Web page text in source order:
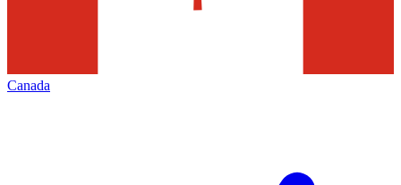
Canada